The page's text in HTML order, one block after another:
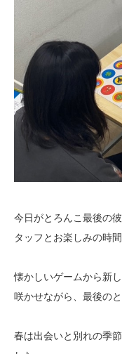
今日がとろんこ最後の
タッフとお楽しみの時
懐かしいゲームから新
咲かせながら、最後の
春は出会いと別れの季